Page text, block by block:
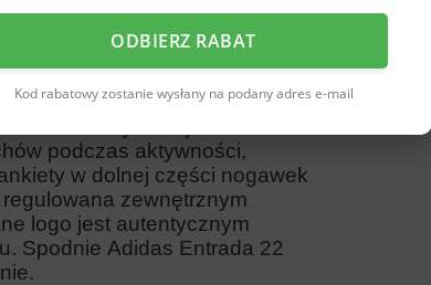
komfortu i wygody
wykonane w 70% z
pochodzącego z
kroju ze
podczas aktywności,
w dolnej części nogawek
zewnętrznym
logo jest autentycznym
Spodnie Adidas Entrada 22
ODBIERZ RABAT
Kod rabatowy zostanie wysłany na podany adres e-mail